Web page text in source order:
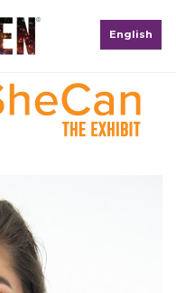
English